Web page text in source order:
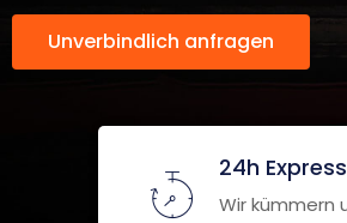
Unverbindlich anfragen
24h
Wir kümmern